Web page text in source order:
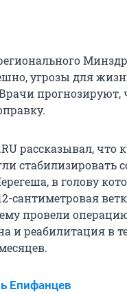
угрозы для
рассказывал, что
стабилизировать
в голову
сантиметровая
провели
и реабилитация в
Епифанцев